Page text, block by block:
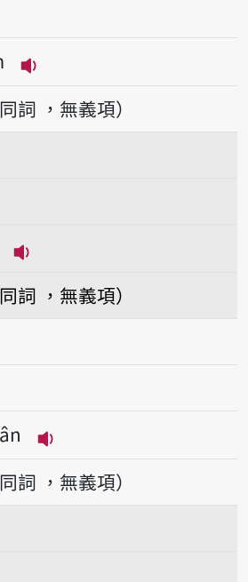
播放音讀tīng-tiám
詞 ，無義項）
詞 ，無義項）
播放音讀tiong-guân
詞 ，無義項）